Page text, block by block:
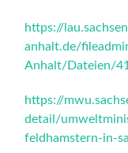
https://
anhalt.de/
Anhalt/Dateien/
https://
detail/
feldhamstern-in-